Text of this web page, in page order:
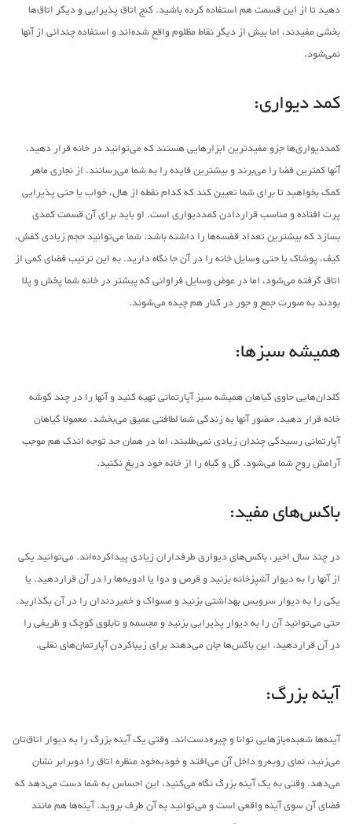
دهید تا از این قسمت هم استفاده کرده باشید. کنج اتاق پذیرایی و دیگر اتاق‌ها
بخشی مفیدند، اما بیش از دیگر نقاط مظلوم واقع شده‌اند و استفاده چندانی از آنها
نمی‌شود.
کمد دیواری:
کمددیواری‌ها جزو مفیدترین ابزارهایی هستند که می‌توانید در خانه قرار دهید.
آنها کمترین فضا را می‌برند و بیشترین فایده را به شما می‌رسانند. از نجاری ماهر
کمک بخواهید تا برای شما تعیین کند که کدام نقطه از هال، خواب یا حتی پذیرایی
پرت افتاده و مناسب قراردادن کمددیواری است. او باید برای آن قسمت کمدی
بسازد که بیشترین تعداد قفسه‌ها را داشته باشد. شما می‌توانید حجم زیادی کفش،
کیف، پوشاک یا حتی وسایل خانه را در آن جا نگاه دارید. به این ترتیب فضای کمی از
اتاق گرفته می‌شود، اما در عوض وسایل فراوانی که پیشتر در خانه شما پخش و پلا
بودند به صورت جمع و جور در کنار هم چیده می‌شوند.
همیشه سبزها:
گلدان‌هایی حاوی گیاهان همیشه سبز آپارتمانی تهیه کنید و آنها را در چند گوشه
خانه قرار دهید. حضور آنها به زندگی شما لطافتی عمیق می‌بخشد. معمولا گیاهان
آپارتمانی رسیدگی چندان زیادی نمی‌طلبند، اما در همان حد توجه اندک هم موجب
آرامش روح شما می‌شود. گل و گیاه را از خانه خود دریغ نکنید.
باکس‌های مفید:
در چند سال اخیر، باکس‌های دیواری طرفداران زیادی پیداکرده‌اند. می‌توانید یکی
از آنها را به دیوار آشپزخانه بزنید و قرص و دوا یا ادویه‌ها را در آن قراردهید. یا
یکی را به دیوار سرویس بهداشتی بزنید و مسواک و خمیردندان را در آن بگذارید.
حتی می‌توانید آن را به دیوار پذیرایی بزنید و مجسمه و تابلوی کوچک و ظریفی را
در آن قراردهید. این باکس‌ها جان می‌دهند برای زیباکردن آپارتمان‌های نقلی.
آینه بزرگ:
آینه‌ها شعبده‌بازهایی توانا و چیره‌دست‌اند. وقتی یک آینه بزرگ را به دیوار اتاق‌تان
می‌زنید، نمای روبه‌رو داخل آن می‌افتد و خودبه‌خود منظره اتاق را دوبرابر نشان
می‌دهد. وقتی به یک آینه بزرگ نگاه می‌کنید، این احساس به شما دست می‌دهد که
فضای آن سوی آینه واقعی است و می‌توانید به آن طرف بروید. آینه‌ها هم مانند